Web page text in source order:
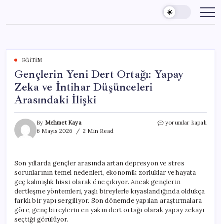
content
EĞITIM
Gençlerin Yeni Dert Ortağı: Yapay
Zeka ve İntihar Düşünceleri
Arasındaki İlişki
By Mehmet Kaya
6 Mayıs 2026
2 Min Read
Gençlerin
Zeka
ve
İntihar
Düşünceleri
Arasındaki
İlişki
için
yorumlar kapalı
Son yıllarda gençler arasında artan depresyon ve stres
sorunlarının temel nedenleri, ekonomik zorluklar ve hayata
geç kalmışlık hissi olarak öne çıkıyor. Ancak gençlerin
dertleşme yöntemleri, yaşlı bireylerle kıyaslandığında oldukça
farklı bir yapı sergiliyor. Son dönemde yapılan araştırmalara
göre, genç bireylerin en yakın dert ortağı olarak yapay zekayı
seçtiği görülüyor.